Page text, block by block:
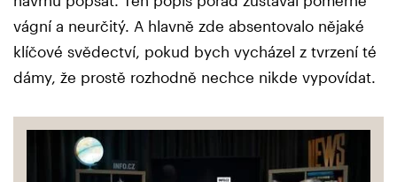
vágní a neurčitý. A hlavně zde absentovalo nějaké
klíčové svědectví, pokud bych vycházel z tvrzení té
dámy, že prostě rozhodně nechce nikde vypovídat.